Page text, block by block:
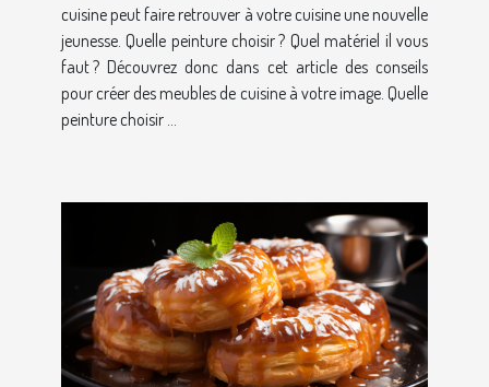
cuisine peut faire retrouver à votre cuisine une nouvelle
jeunesse. Quelle peinture choisir ? Quel matériel il vous
faut ? Découvrez donc dans cet article des conseils
pour créer des meubles de cuisine à votre image. Quelle
peinture choisir ...